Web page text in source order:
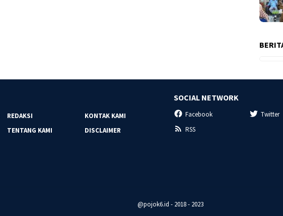
REDAKSI
KONTAK KAMI
TENTANG KAMI
DISCLAIMER
SOCIAL NETWORK
Facebook Twitter
RSS
@pojok6.id - 2018 - 2023